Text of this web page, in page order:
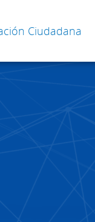
Ciudadana